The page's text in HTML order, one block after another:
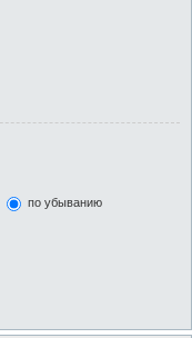
по убыванию